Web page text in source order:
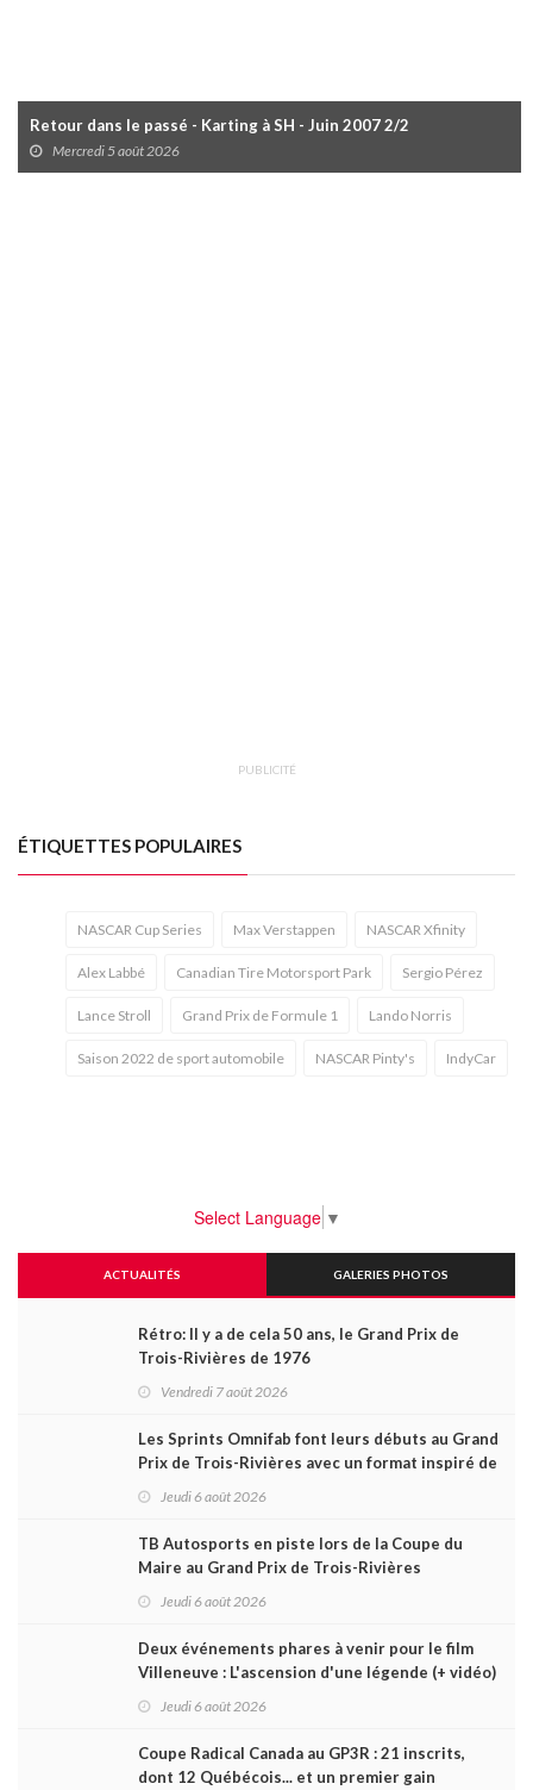
Retour dans le passé - Karting à SH - Juin 2007 2/2
Mercredi 5 août 2026
PUBLICITÉ
ÉTIQUETTES POPULAIRES
NASCAR Cup Series Max Verstappen NASCAR Xfinity
Alex Labbé Canadian Tire Motorsport Park Sergio Pérez
Lance Stroll Grand Prix de Formule 1 Lando Norris
Saison 2022 de sport automobile NASCAR Pinty's IndyCar
Select Language ▼
ACTUALITÉS GALERIES PHOTOS
Rétro: Il y a de cela 50 ans, le Grand Prix de
Trois-Rivières de 1976
Vendredi 7 août 2026
Les Sprints Omnifab font leurs débuts au Grand
Prix de Trois-Rivières avec un format inspiré de
Jeudi 6 août 2026
TB Autosports en piste lors de la Coupe du
Maire au Grand Prix de Trois-Rivières
Jeudi 6 août 2026
Deux événements phares à venir pour le film
Villeneuve : L'ascension d'une légende (+ vidéo)
Jeudi 6 août 2026
Coupe Radical Canada au GP3R : 21 inscrits,
dont 12 Québécois... et un premier gain